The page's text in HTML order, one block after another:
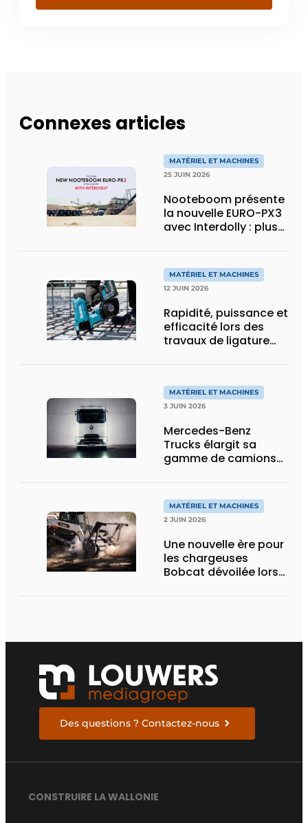
Connexes articles
MATÉRIEL ET MACHINES
25 JUIN 2026
Nooteboom présente
la nouvelle EURO-PX3
avec Interdolly : plus
transport spécial
MATÉRIEL ET MACHINES
12 JUIN 2026
Rapidité, puissance et
efficacité lors des
travaux de ligature
MATÉRIEL ET MACHINES
3 JUIN 2026
Mercedes-Benz
Trucks élargit sa
gamme de camions
eActros Lowliner
MATÉRIEL ET MACHINES
2 JUIN 2026
Une nouvelle ère pour
les chargeuses
Bobcat dévoilée lors
Des questions ? Contactez-nous
CONSTRUIRE LA WALLONIE